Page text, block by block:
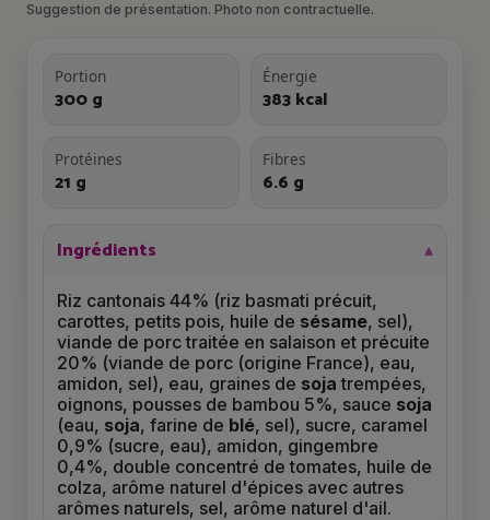
Suggestion de présentation. Photo non contractuelle.
Portion
300 g
Énergie
383 kcal
Protéines
21 g
Fibres
6.6 g
Ingrédients
Riz cantonais 44% (riz basmati précuit,
carottes, petits pois, huile de sésame, sel),
viande de porc traitée en salaison et précuite
20% (viande de porc (origine France), eau,
amidon, sel), eau, graines de sojatrempées,
oignons, pousses de bambou 5%, sauce soja
(eau, soja, farine de blé, sel), sucre, caramel
0,9% (sucre, eau), amidon, gingembre
0,4%, double concentré de tomates, huile de
colza, arôme naturel d'épices avec autres
arômes naturels, sel, arôme naturel d'ail.